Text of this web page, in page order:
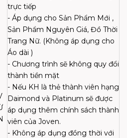
trực tiếp
- Áp dụng cho Sản Phẩm Mới ,
Sản Phẩm Nguyên Giá, Đồ Thời
Trang Nữ. (Không áp dụng cho
Áo dài )
- Chương trình sẽ không quy đổi
thành tiền mặt
- Nếu KH là thẻ thành viên hạng
Daimond và Platinum sẽ được
áp dụng thêm chính sách thành
viên của Joven.
- Không áp dụng đồng thời với